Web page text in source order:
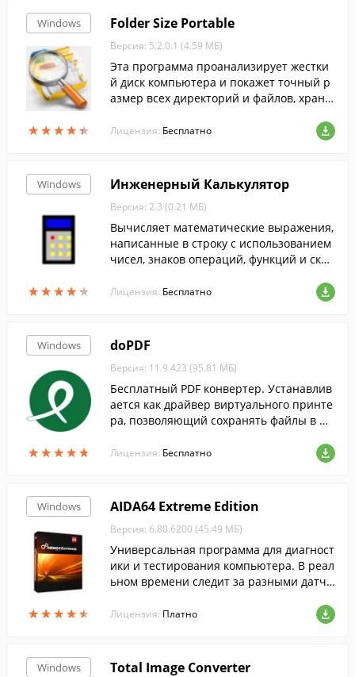
Windows
★★★★★
★★★★★
Folder Size Portable
Версия: 5.2.0.1 (4.59 МБ)
Эта программа проанализирует жестки
й диск компьютера и покажет точный р
азмер всех директорий и файлов, храня
Лицензия: Бесплатно
Windows
★★★★★
★★★★★
Инженерный Калькулятор
Версия: 2.3 (0.21 МБ)
Вычисляет математические выражения,
написанные в строку с использованием
чисел, знаков операций, функций и скоб
ользованием единиц измерения
Лицензия: Бесплатно
Windows
★★★★★
★★★★★
doPDF
Версия: 11.9.423 (95.81 МБ)
Бесплатный PDF конвертер. Устанавлив
ается как драйвер виртуального принте
ра, позволяющий сохранять файлы в фо
е поддерживает функцию печати.
Лицензия: Бесплатно
Windows
★★★★★
★★★★★
AIDA64 Extreme Edition
Версия: 6.80.6200 (45.49 МБ)
Универсальная программа для диагност
ики и тестирования компьютера. В реал
ьном времени следит за разными датчи
показания на экран.
Лицензия: Платно
Windows Total Image Converter